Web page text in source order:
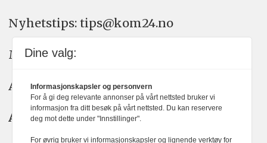
Nyhetstips: tips@kom24.no
Meninger: meninger@kom24.no
Annonse: annonse@watchmedia.no
Abonnement:kom24@watchmedia.no
Dine valg:
Informasjonskapsler og personvern
For å gi deg relevante annonser på vårt nettsted bruker vi
informasjon fra ditt besøk på vårt nettsted. Du kan reservere
deg mot dette under "Innstillinger".
For øvrig bruker vi informasjonskapsler og lignende verktøy for